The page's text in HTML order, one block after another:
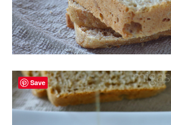
Save